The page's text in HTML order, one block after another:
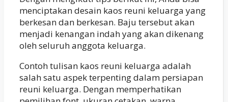
menciptakan desain kaos reuni keluarga yang
berkesan dan berkesan. Baju tersebut akan
menjadi kenangan indah yang akan dikenang
oleh seluruh anggota keluarga.
Contoh tulisan kaos reuni keluarga adalah
salah satu aspek terpenting dalam persiapan
reuni keluarga. Dengan memperhatikan